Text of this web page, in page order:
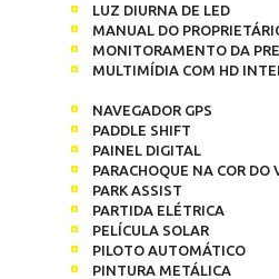
LUZ DIURNA DE LED
MANUAL DO
MONITORAMENTO DA
MULTIMÍDIA COM HD
NAVEGADOR GPS
PADDLE SHIFT
PAINEL DIGITAL
PARACHOQUE NA COR DO
PARK ASSIST
PARTIDA ELÉTRICA
PELÍCULA SOLAR
PILOTO AUTOMÁTICO
PINTURA METÁLICA